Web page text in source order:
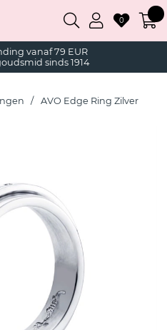
vanaf 79 EUR
sinds 1914
0
AVO Edge Ring Zilver